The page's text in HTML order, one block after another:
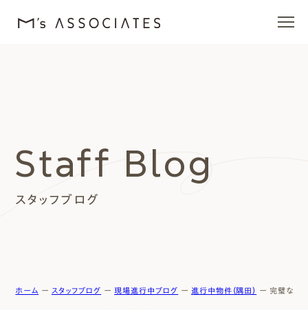
エムズを愛する人たち
施工事例
スタッフブログ
Staff Blog
ホーム ー スタッフブログ ー 現場進行中ブログ ー 進行中物件（隅田） ー 完璧な施